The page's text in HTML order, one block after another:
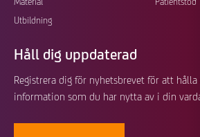
Utbildning
Håll dig uppdaterad
Registrera dig för nyhetsbrevet för att
information som du har nytta av i din